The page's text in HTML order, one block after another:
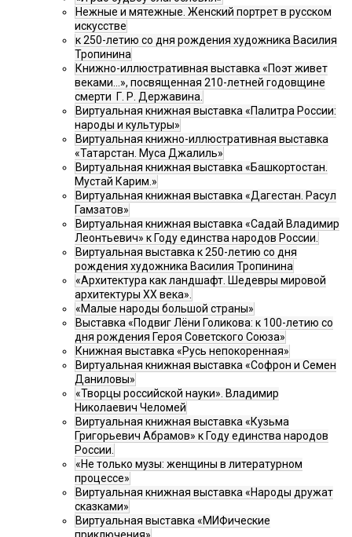
Нежные и мятежные. Женский портрет в русском
искусстве
к 250-летию со дня рождения художника Василия
Тропинина
Книжно-иллюстративная выставка «Поэт живет
веками…», посвященная 210-летней годовщине
смерти Г. Р. Державина.
Виртуальная книжная выставка «Палитра России:
народы и культуры»
Виртуальная книжно-иллюстративная выставка
«Татарстан. Муса Джалиль»
Виртуальная книжная выставка «Башкортостан.
Мустай Карим.»
Виртуальная книжная выставка «Дагестан. Расул
Гамзатов»
Виртуальная книжная выставка «Садай Владимир
Леонтьевич» к Году единства народов России.
Виртуальная выставка к 250-летию со дня
рождения художника Василия Тропинина
«Архитектура как ландшафт. Шедевры мировой
архитектуры XX века».
«Малые народы большой страны»
Выставка «Подвиг Лёни Голикова: к 100-летию со
дня рождения Героя Советского Союза»
Книжная выставка «Русь непокоренная»
Виртуальная книжная выставка «Софрон и Семен
Даниловы»
«Творцы российской науки». Владимир
Николаевич Челомей
Виртуальная книжная выставка «Кузьма
Григорьевич Абрамов» к Году единства народов
России.
«Не только музы: женщины в литературном
процессе»
Виртуальная книжная выставка «Народы дружат
сказками»
Виртуальная выставка «МИФические